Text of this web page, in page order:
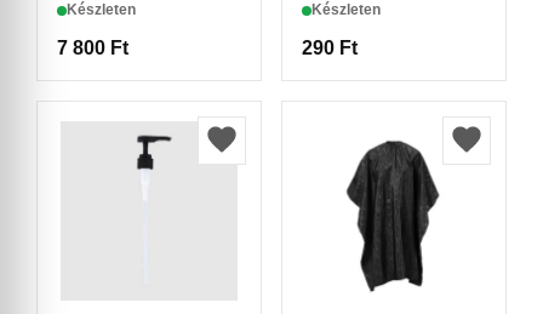
Készleten
7 800 Ft
Készleten
290 Ft